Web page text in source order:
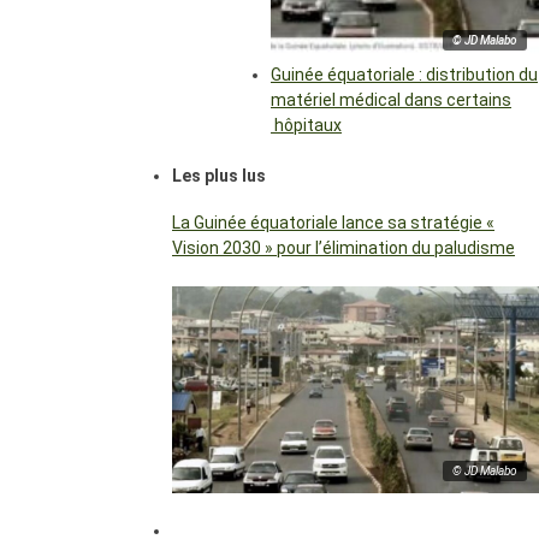
© JD Malabo
Guinée équatoriale : distribution du
matériel médical dans certains
hôpitaux
Les plus lus
La Guinée équatoriale lance sa stratégie «
Vision 2030 » pour l’élimination du paludisme
© JD Malabo